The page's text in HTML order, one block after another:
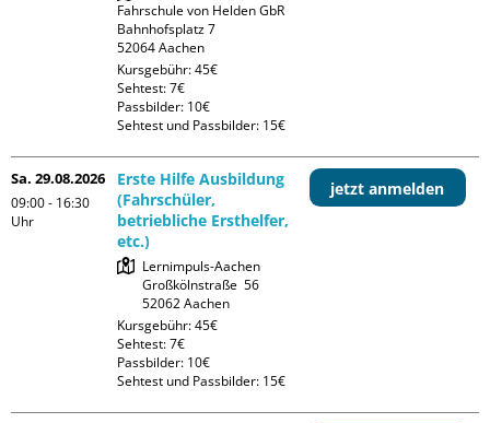
Fahrschule von Helden GbR
Bahnhofsplatz 7
Kursgebühr: 45€
Sehtest: 7€
Passbilder: 10€
Sehtest und Passbilder: 15€
Sa. 29.08.2026
09:00 - 16:30
Uhr
Erste Hilfe Ausbildung
(Fahrschüler,
betriebliche Ersthelfer,
etc.)
Lernimpuls-Aachen
Großkölnstraße  56
Kursgebühr: 45€
Sehtest: 7€
Passbilder: 10€
Sehtest und Passbilder: 15€
jetzt anmelden